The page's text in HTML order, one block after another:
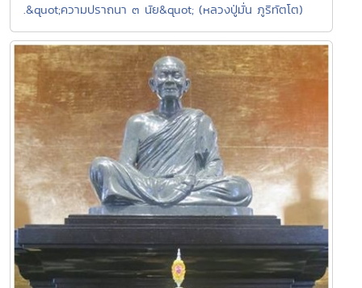
.&quot;ความปราถนา ๓ นัย&quot; (หลวงปู่มั่น ภูริทัตโต)